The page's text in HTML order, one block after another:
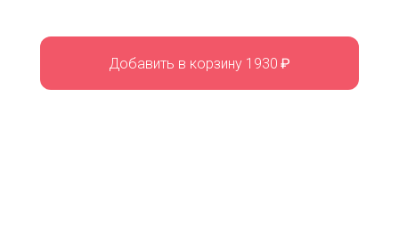
Добавить в корзину 1930 ₽